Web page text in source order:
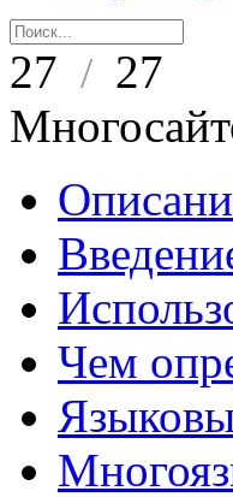
27 / 27
Чем